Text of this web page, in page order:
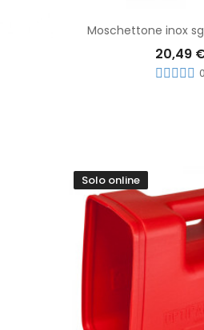
Moschettone inox
20,49
0
Solo online